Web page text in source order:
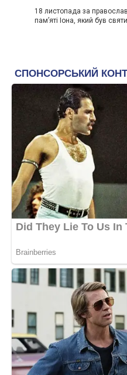
18 листопада за
пам’яті Іона, який був